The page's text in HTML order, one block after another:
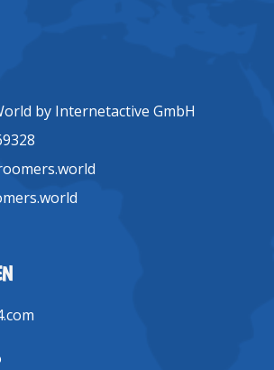
by Internetactive GmbH